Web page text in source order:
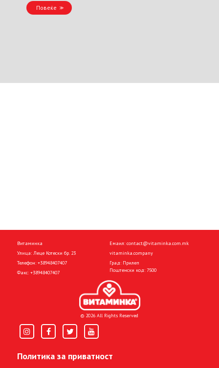
Повеќе
Витаминка
Улица: Леце Котески бр. 23
Телефон: +38948407407
Факс: +38948407407
Емаил: contact@vitaminka.com.mk
vitaminka.company
Град: Прилеп
Поштенски код: 7500
© 2026 All Rights Reserved
Политика за приватност